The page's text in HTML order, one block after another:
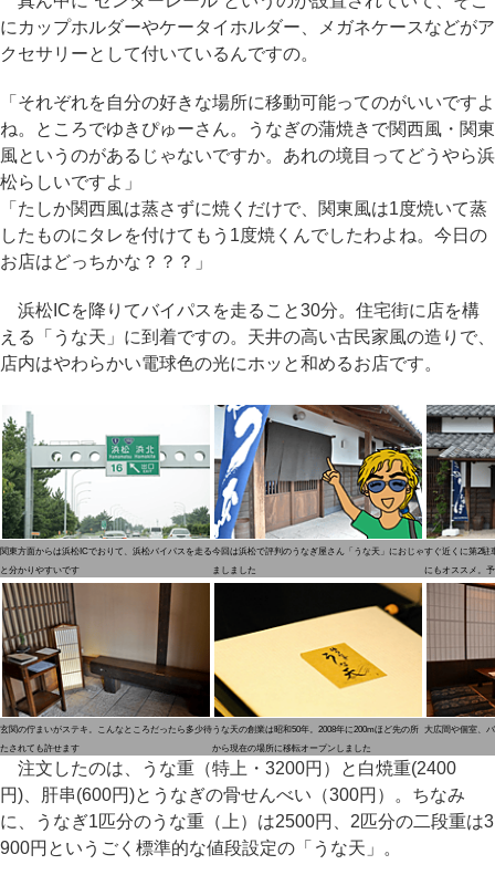
にカップホルダーやケータイホルダー、メガネケースなどがア
クセサリーとして付いているんですの。
「それぞれを自分の好きな場所に移動可能ってのがいいですよ
ね。ところでゆきぴゅーさん。うなぎの蒲焼きで関西風・関東
風というのがあるじゃないですか。あれの境目ってどうやら浜
松らしいですよ」
「たしか関西風は蒸さずに焼くだけで、関東風は1度焼いて蒸
したものにタレを付けてもう1度焼くんでしたわよね。今日の
お店はどっちかな？？？」
浜松ICを降りてバイパスを走ること30分。住宅街に店を構
える「うな天」に到着ですの。天井の高い古民家風の造りで、
店内はやわらかい電球色の光にホッと和めるお店です。
関東方面からは浜松ICでおりて、浜松バイパスを走る
と分かりやすいです
今回は浜松で評判のうなぎ屋さん「うな天」におじゃ
ましました
すぐ近くに第2駐
にもオススメ。
玄関の佇まいがステキ。こんなところだったら多少待
たされても許せます
うな天の創業は昭和50年。2008年に200mほど先の所
から現在の場所に移転オープンしました
大広間や個室、
注文したのは、うな重（特上・3200円）と白焼重(2400
円)、肝串(600円)とうなぎの骨せんべい（300円）。ちなみ
に、うなぎ1匹分のうな重（上）は2500円、2匹分の二段重は3
900円というごく標準的な値段設定の「うな天」。